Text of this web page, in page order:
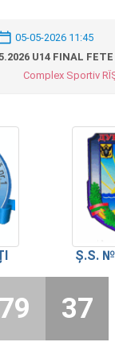
05-05-2026 11:45
U14 FINAL FETE
Complex Sportiv
Ș.S.
79 37